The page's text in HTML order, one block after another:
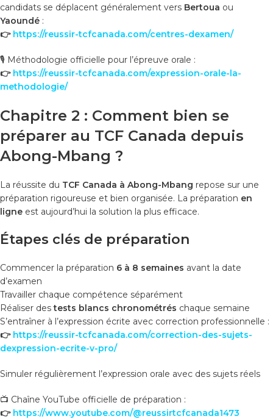
candidats se déplacent généralement vers Bertoua ou
Yaoundé :
👉 https://reussir-tcfcanada.com/centres-dexamen/
🎙️ Méthodologie officielle pour l’épreuve orale :
👉 https://reussir-tcfcanada.com/expression-orale-la-
methodologie/
Chapitre 2 : Comment bien se
préparer au TCF Canada depuis
Abong-Mbang ?
La réussite du TCF Canada à Abong-Mbang repose sur une
préparation rigoureuse et bien organisée. La préparation en
ligne est aujourd’hui la solution la plus efficace.
Étapes clés de préparation
Commencer la préparation 6 à 8 semaines avant la date
d’examen
Travailler chaque compétence séparément
Réaliser destests blancs chronométrés chaque semaine
S’entraîner à l’expression écrite avec correction professionnelle :
👉 https://reussir-tcfcanada.com/correction-des-sujets-
dexpression-ecrite-v-pro/
Simuler régulièrement l’expression orale avec des sujets réels
📺 Chaîne YouTube officielle de préparation :
👉 https://www.youtube.com/@reussirtcfcanada1473